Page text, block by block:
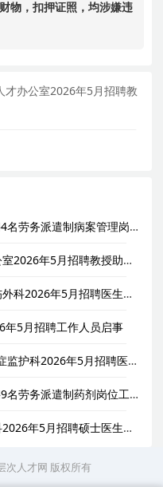
物，扣押证照，均涉嫌违
才办公室2026年5月招聘教
吉林大学第二医院2026年5月招聘4名劳务派遣制病案管理岗位工作人员公告
吉林大学白求恩第一医院人才办公室2026年5月招聘教授助理启事
吉林大学白求恩第一医院神经创伤外科2026年5月招聘医生启事
年5月招聘工作人员启事
吉林大学白求恩第一医院DICU重症监护科2026年5月招聘医生启事
吉林大学第二医院2026年5月招聘9名劳务派遣制药剂岗位工作人员公告
吉林大学白求恩第一医院高压氧科2026年5月招聘硕士医生启事
次人才网 版权所有